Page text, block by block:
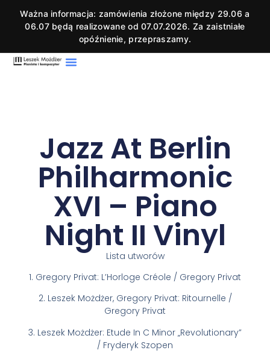
Ważna informacja: zamówienia złożone między 29.06 a
06.07 będą realizowane od 07.07.2026. Za zaistniałe
opóźnienie, przepraszamy.
Jazz At Berlin
Philharmonic
XVI – Piano
Night II Vinyl
Lista utworów
1. Gregory Privat: L’Horloge Créole / Gregory Privat
2. Leszek Możdżer, Gregory Privat: Ritournelle /
Gregory Privat
3. Leszek Możdżer: Etude In C Minor „Revolutionary”
/ Fryderyk Szopen